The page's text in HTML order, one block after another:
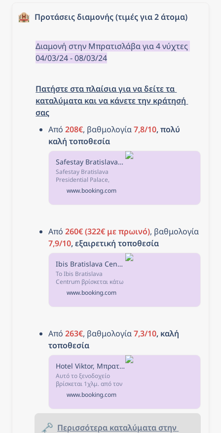
🏨 Προτάσεις διαμονής (τιμές για 2 άτομα)
Διαμονή στην Μπρατισλάβα για 4 νύχτες
04/03/24 - 08/03/24
Πατήστε στα πλαίσια για να δείτε τα
καταλύματα και να κάνετε την κράτησή
σας
Από 208€, βαθμολογία 7,8/10, πολύ
καλή τοποθεσία
Safestay Bratislava Presidential Palace, Μπρατισλάβα, Σλοβακία
Safestay Bratislava
Presidential Palace,
Μπρατισλάβα – Κάντε
κράτηση με Εγγύηση
Καλύτερης Τιμής! 3497
περιμένουν στη
Booking.com.
www.booking.com
Από 260€ (322€ με πρωινό)
7,9/10, εξαιρετική τοποθεσία
Ibis Bratislava Centrum, Μπρατισλάβα, Σλοβακία
Το Ibis Bratislava
Centrum βρίσκεται κάτω
από το Κάστρο της
Μπρατισλάβα και απέχει
μόλις 5 λεπτά με τα
www.booking.com
Από 263€, βαθμολογία 7,3/10, καλή
τοποθεσία
Hotel Viktor, Μπρατισλάβα, Σλοβακία
Αυτό το ξενοδοχείο
βρίσκεται 1χλμ. από τον
σιδηροδρομικό σταθμό
Petržalka και 3 χλμ. από
το κέντρο της πόλης της
www.booking.com
🗝️ Περισσότερα καταλύματα στην